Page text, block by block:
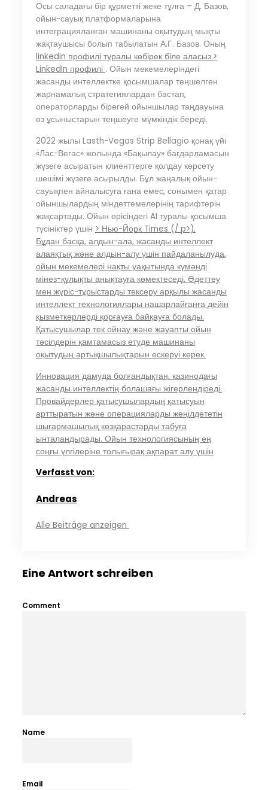
Осы саладағы бір құрметті жеке тұлға – Д. Базов,
ойын-сауық платформаларына
интеграцияланған машинаны оқытудың мықты
жақтаушысы болып табылатын А.Г. Базов. Оның
linkedin профилі туралы көбірек біле аласыз.>
LinkedIn профилі . Ойын мекемелеріндегі
жасанды интеллектке қосымшалар теңшелген
жарнамалық стратегиялардан бастап,
операторларды бірегей ойыншылар таңдауына
өз ұсыныстарын теңшеуге мүмкіндік береді.
2022 жылы Lasth-Vegas Strip Bellagio қонақ үйі
«Лас-Вегас» жолында «Бақылау» бағдарламасын
жүзеге асыратын клиенттерге қолдау көрсету
шешімі жүзеге асырылды. Бұл жаңалық ойын-
сауықпен айналысуға ғана емес, сонымен қатар
ойыншылардың міндеттемелерінің тарифтерін
жақсартады. Ойын өрісіндегі AI туралы қосымша
түсініктер үшін > Нью-Йорк Times (/ p>).
Бұдан басқа, алдын-ала, жасанды интеллект
алаяқтық және алдын-алу үшін пайдаланылуда,
ойын мекемелері нақты уақытында күмәнді
мінез-құлықты анықтауға көмектеседі. Әдеттеу
мен жүріс-тұрыстарды тексеру арқылы жасанды
интеллект технологиялары нашарлайғанға дейін
қызметкерлерді қорғауға байқауға болады.
Қатысушылар тек ойнау және жауапты ойын
тәсілдерін қамтамасыз етуде машинаны
оқытудың артықшылықтарын ескеруі керек.
Инновация дамуда болғандықтан, казинодағы
жасанды интеллектің болашағы жігерлендіреді.
Провайдерлер қатысушылардың қатысуын
арттыратын және операцияларды жеңілдететін
шығармашылық көзқарастарды табуға
ынталандырады. Ойын технологиясының ең
соңғы үлгілеріне толығырақ ақпарат алу үшін
Verfasst von:
Andreas
Alle Beiträge anzeigen
Eine Antwort schreiben
Comment
Name
Email